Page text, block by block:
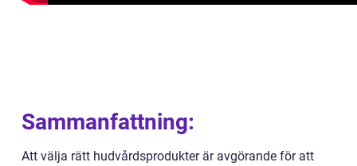
Sammanfattning:
Att välja rätt hudvårdsprodukter är avgörande för att